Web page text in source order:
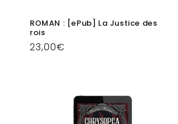
ROMAN : [ePub] La Justice des
rois
Prix
23,00€